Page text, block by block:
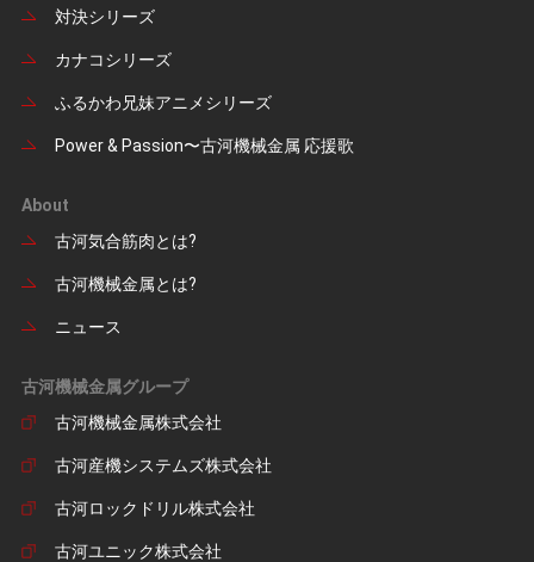
対決シリーズ
カナコシリーズ
ふるかわ兄妹アニメシリーズ
Power & Passion〜古河機械金属 応援歌
About
古河気合筋肉とは?
古河機械金属とは?
ニュース
古河機械金属グループ
古河機械金属株式会社
古河産機システムズ株式会社
古河ロックドリル株式会社
古河ユニック株式会社